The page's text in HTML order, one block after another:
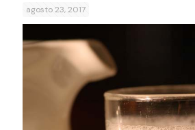
agosto 23, 2017